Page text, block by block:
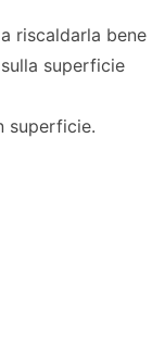
riscaldarla bene
superficie
superficie.